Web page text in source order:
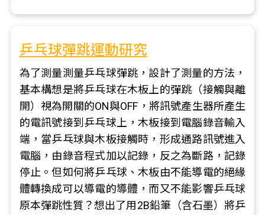
乒乓球彈跳運動研究
為了測量測量乒乓球彈跳，設計了測量的方法，
基本構想是將乒乓球在木板上的彈跳（接觸與離
開）視為開關的ON與OFF，將訊號產生器所產生
的電訊號接到乒乓球上，木板接到電腦錄音輸入
端，當乒乓球與木板接觸時，形成通路訊號進入
電腦，由錄音程式加以記錄，反之為斷路，記錄
停止。但如何將乒乓球、木板由不能導電的絕緣
體轉換成可以導電的導體，而又不能影響乒乓球
原本彈跳性質？想出了用2B鉛筆（含石墨）將乒